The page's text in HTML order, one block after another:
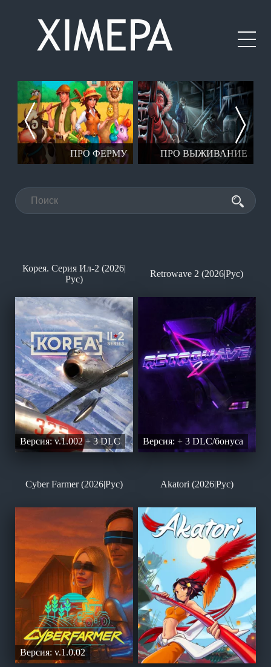
ПРО ФЕРМУ ПРО ВЫЖИВАНИЕ
Корея. Серия Ил-2 (2026|
Рус)
Версия: v.1.002 + 3 DLC
Retrowave 2 (2026|Рус)
Версия: + 3 DLC/бонуса
Cyber Farmer (2026|Рус)
Версия: v.1.0.02
Akatori (2026|Рус)